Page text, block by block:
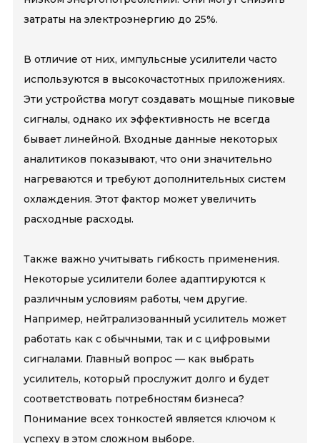
затраты на электроэнергию до 25%.
В отличие от них, импульсные усилители часто
используются в высокочастотных приложениях.
Эти устройства могут создавать мощные пиковые
сигналы, однако их эффективность не всегда
бывает линейной. Входные данные некоторых
аналитиков показывают, что они значительно
нагреваются и требуют дополнительных систем
охлаждения. Этот фактор может увеличить
расходные расходы.
Также важно учитывать гибкость применения.
Некоторые усилители более адаптируются к
различным условиям работы, чем другие.
Например, нейтрализованный усилитель может
работать как с обычными, так и с цифровыми
сигналами. Главный вопрос — как выбрать
усилитель, который прослужит долго и будет
соответствовать потребностям бизнеса?
Понимание всех тонкостей является ключом к
успеху в этом сложном выборе.